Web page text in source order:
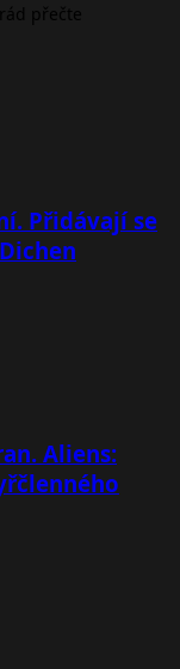
přečte
Přidávají se
Aliens: